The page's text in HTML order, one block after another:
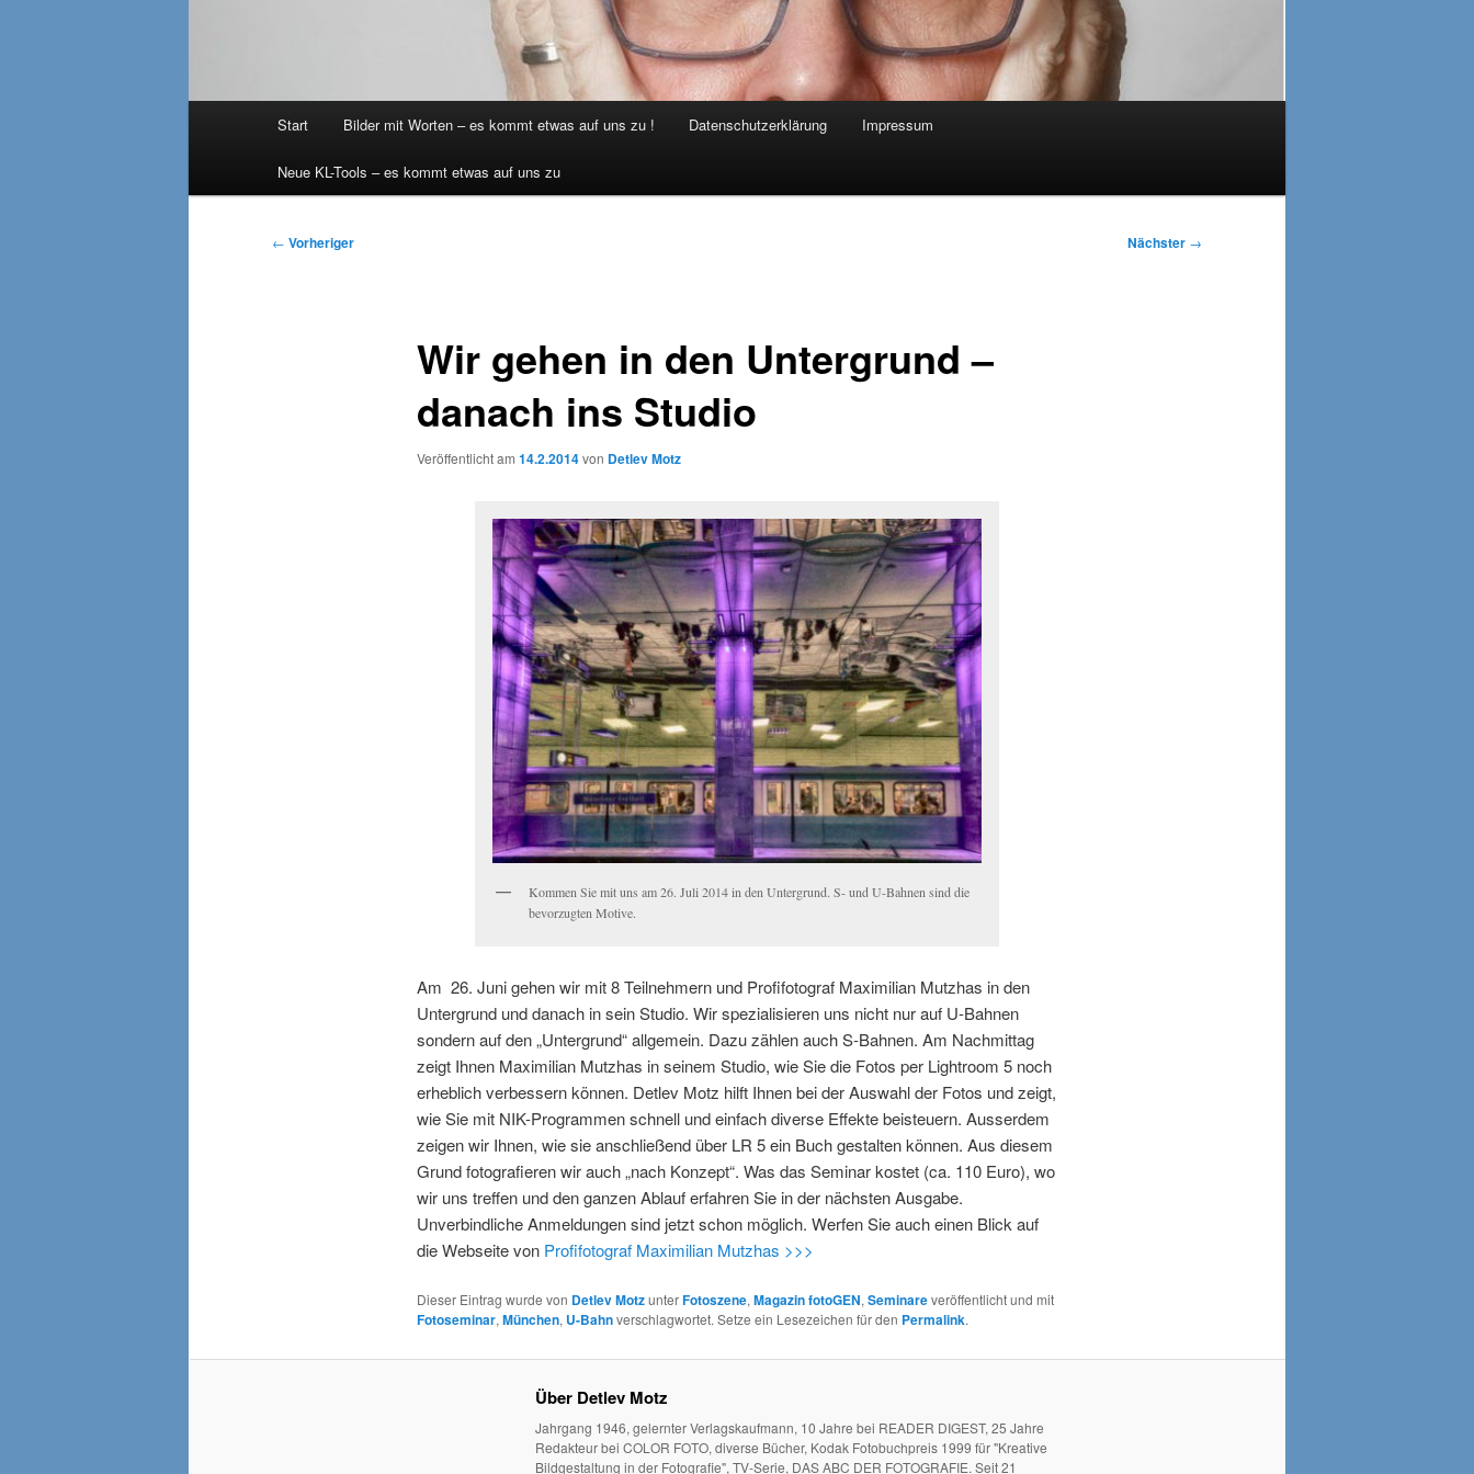
Start Bilder mit Worten – es kommt etwas auf uns zu ! Datenschutzerklärung Impressum
Neue KL-Tools – es kommt etwas auf uns zu
Beitragsnavigation
← Vorheriger Nächster →
Wir gehen in den Untergrund –
danach ins Studio
Veröffentlicht am 14.2.2014von Detlev Motz
Kommen Sie mit uns am 26. Juli 2014 in den Untergrund. S- und U-Bahnen sind die
bevorzugten Motive.
Am 26. Juni gehen wir mit 8 Teilnehmern und Profifotograf Maximilian Mutzhas in den
Untergrund und danach in sein Studio. Wir spezialisieren uns nicht nur auf U-Bahnen
sondern auf den „Untergrund“ allgemein. Dazu zählen auch S-Bahnen. Am Nachmittag
zeigt Ihnen Maximilian Mutzhas in seinem Studio, wie Sie die Fotos per Lightroom 5 noch
erheblich verbessern können. Detlev Motz hilft Ihnen bei der Auswahl der Fotos und zeigt,
wie Sie mit NIK-Programmen schnell und einfach diverse Effekte beisteuern. Ausserdem
zeigen wir Ihnen, wie sie anschließend über LR 5 ein Buch gestalten können. Aus diesem
Grund fotografieren wir auch „nach Konzept“. Was das Seminar kostet (ca. 110 Euro), wo
wir uns treffen und den ganzen Ablauf erfahren Sie in der nächsten Ausgabe.
Unverbindliche Anmeldungen sind jetzt schon möglich. Werfen Sie auch einen Blick auf
die Webseite von Profifotograf Maximilian Mutzhas >>>
Dieser Eintrag wurde von Detlev MotzunterFotoszene, Magazin fotoGEN, Seminareveröffentlicht und mit
Fotoseminar, München, U-Bahnverschlagwortet. Setze ein Lesezeichen für den Permalink.
Über Detlev Motz
Jahrgang 1946, gelernter Verlagskaufmann, 10 Jahre bei READER DIGEST, 25 Jahre
Redakteur bei COLOR FOTO, diverse Bücher, Kodak Fotobuchpreis 1999 für "Kreative
Bildgestaltung in der Fotografie", TV-Serie, DAS ABC DER FOTOGRAFIE. Seit 21